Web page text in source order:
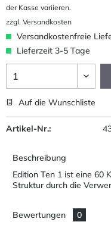
der Kasse variieren.
zzgl. Versandkosten
Versandkostenfreie
Lieferzeit 3-5 Tage
Auf die Wunschliste
Artikel-Nr.:
Beschreibung
Edition Ten 1 ist eine 60
Struktur durch die
Bewertungen
0